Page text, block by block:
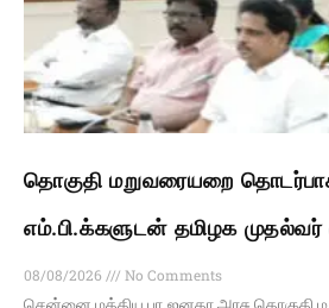
தொகுதி மறுவரையறை
எம்.பி.க்களுடன் தமிழக
08/08/2026
No Comments